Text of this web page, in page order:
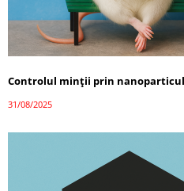
Controlul minții prin
31/08/2025